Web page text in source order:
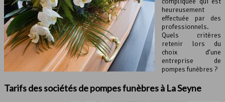
heureusement
effectuée par des
professionnels.
Quels critères
retenir lors du
choix d’une
entreprise de
pompes funèbres ?
Tarifs des sociétés de pompes funèbres à La Seyne